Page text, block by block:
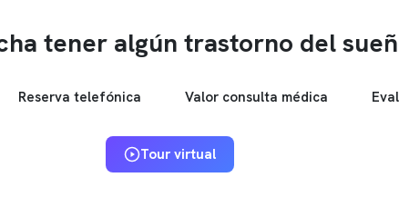
tener algún trastorno del
Reserva telefónica Valor consulta médica
Tour virtual